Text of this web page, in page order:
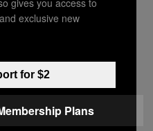
hat jedes Recht,
Nicht-Muslimen
exclusive new
for $2
Plans